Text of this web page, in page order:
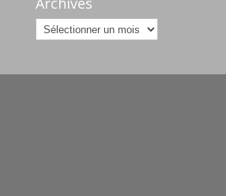
Archives